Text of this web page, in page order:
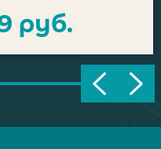
руб.